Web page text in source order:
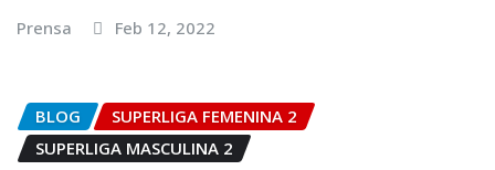
Prensa Feb 12, 2022
BLOG
SUPERLIGA FEMENINA 2
SUPERLIGA MASCULINA 2